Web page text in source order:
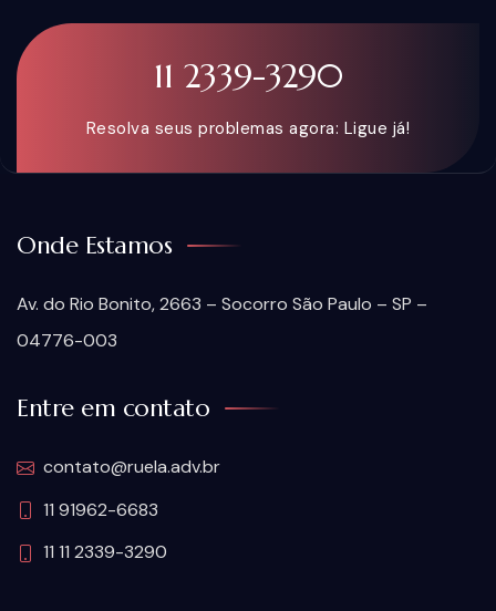
11 2339-3290
Resolva seus problemas agora: Ligue já!
Onde Estamos
Av. do Rio Bonito, 2663 – Socorro São Paulo – SP –
04776-003
Entre em contato
contato@ruela.adv.br
11 91962-6683
11 11 2339-3290